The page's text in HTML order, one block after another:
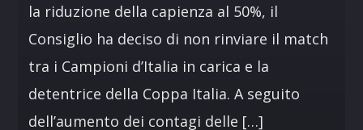
la riduzione della capienza al 50%, il
Consiglio ha deciso di non rinviare il match
tra i Campioni d’Italia in carica e la
detentrice della Coppa Italia. A seguito
dell’aumento dei contagi delle […]